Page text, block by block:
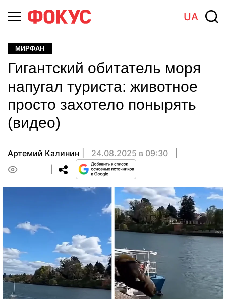
UA
МИРФАН
Гигантский обитатель моря
напугал туриста: животное
просто захотело понырять
(видео)
Артемий Калинин
24.08.2025 в 09:30